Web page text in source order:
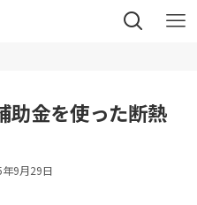
助金を使った断熱
9月29日